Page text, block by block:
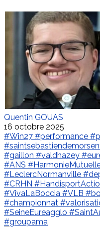
Quentin GOUAS
16 octobre 2025
#Win27 #performance
#gaillon #valdhazey
#ANS
#LeclercNormanville
#CRHN
#VivaLaBoccia #VLB
#championnat
#SeineEureagglo
#groupama